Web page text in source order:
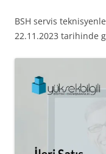
BSH servis
22.11.2023 tarihinde